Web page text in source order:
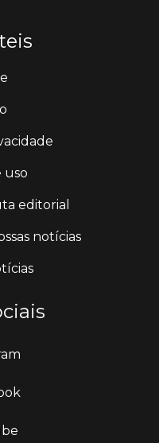
uso
editorial
notícias